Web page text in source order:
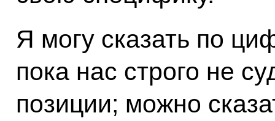
Я могу сказать по
пока нас строго не
позиции; можно